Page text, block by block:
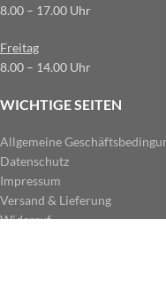
8.00 – 17.00 Uhr
Freitag
8.00 – 14.00 Uhr
WICHTIGE SEITEN
Allgemeine
Datenschutz
Impressum
Versand & Lieferung
Widerruf